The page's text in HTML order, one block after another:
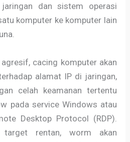
dan sistem operasi
komputer ke komputer lain
cacing komputer akan
alamat IP di jaringan,
celah keamanan tertentu
pada service Windows atau
Desktop Protocol (RDP).
target rentan, worm akan